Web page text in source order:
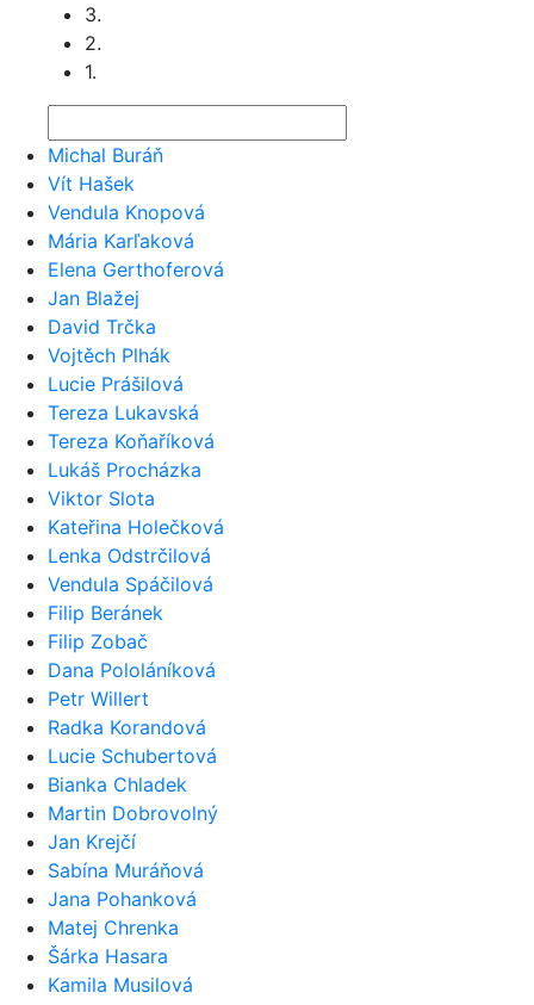
3.
2.
1.
Michal Buráň
Vít Hašek
Vendula Knopová
Mária Karľaková
Elena Gerthoferová
Jan Blažej
David Trčka
Vojtěch Plhák
Lucie Prášilová
Tereza Lukavská
Tereza Koňaříková
Lukáš Procházka
Viktor Slota
Kateřina Holečková
Lenka Odstrčilová
Vendula Spáčilová
Filip Beránek
Filip Zobač
Dana Pololáníková
Petr Willert
Radka Korandová
Lucie Schubertová
Bianka Chladek
Martin Dobrovolný
Jan Krejčí
Sabína Muráňová
Jana Pohanková
Matej Chrenka
Šárka Hasara
Kamila Musilová